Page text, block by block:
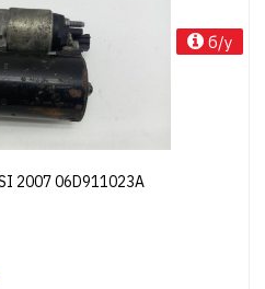
2007 06D911023A
б/у